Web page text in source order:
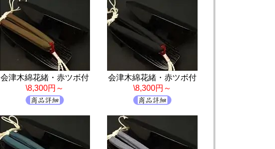
会津木綿花緒・赤ツボ付
\8,300円～
会津木綿花緒・赤ツボ付
\8,300円～